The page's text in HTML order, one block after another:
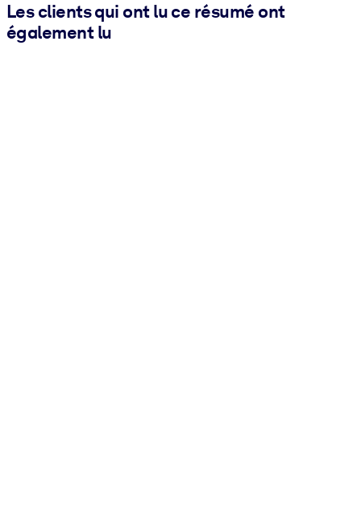
Les clients qui ont lu ce résumé ont
également lu